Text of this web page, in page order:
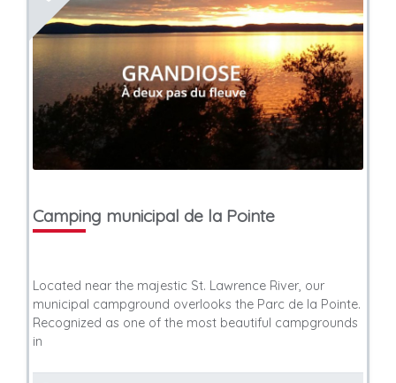
Camping municipal de la Pointe
Located near the majestic St. Lawrence River, our
municipal campground overlooks the Parc de la Pointe.
Recognized as one of the most beautiful campgrounds
in